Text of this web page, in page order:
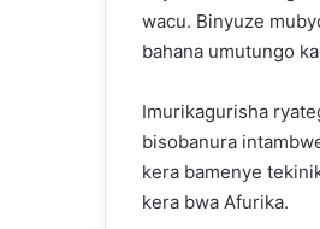
wacu. Binyuze
bahana umutungo
Imurikagurisha
bisobanura
kera bamenye
kera bwa Afurika.